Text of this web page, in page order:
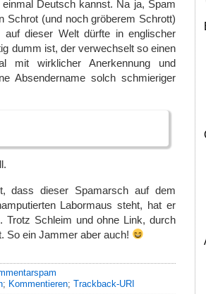
Deutsch kannst. Na ja, Spam
Schrot (und noch gröberem Schrott)
dieser Welt dürfte in englischer
dumm ist, der verwechselt so einen
mit wirklicher Anerkennung und
Absendername solch schmieriger
dass dieser Spamarsch auf dem
Labormaus steht, hat er
Trotz Schleim und ohne Link, durch
So ein Jammer aber auch!
; Kommentieren; Trackback-URI